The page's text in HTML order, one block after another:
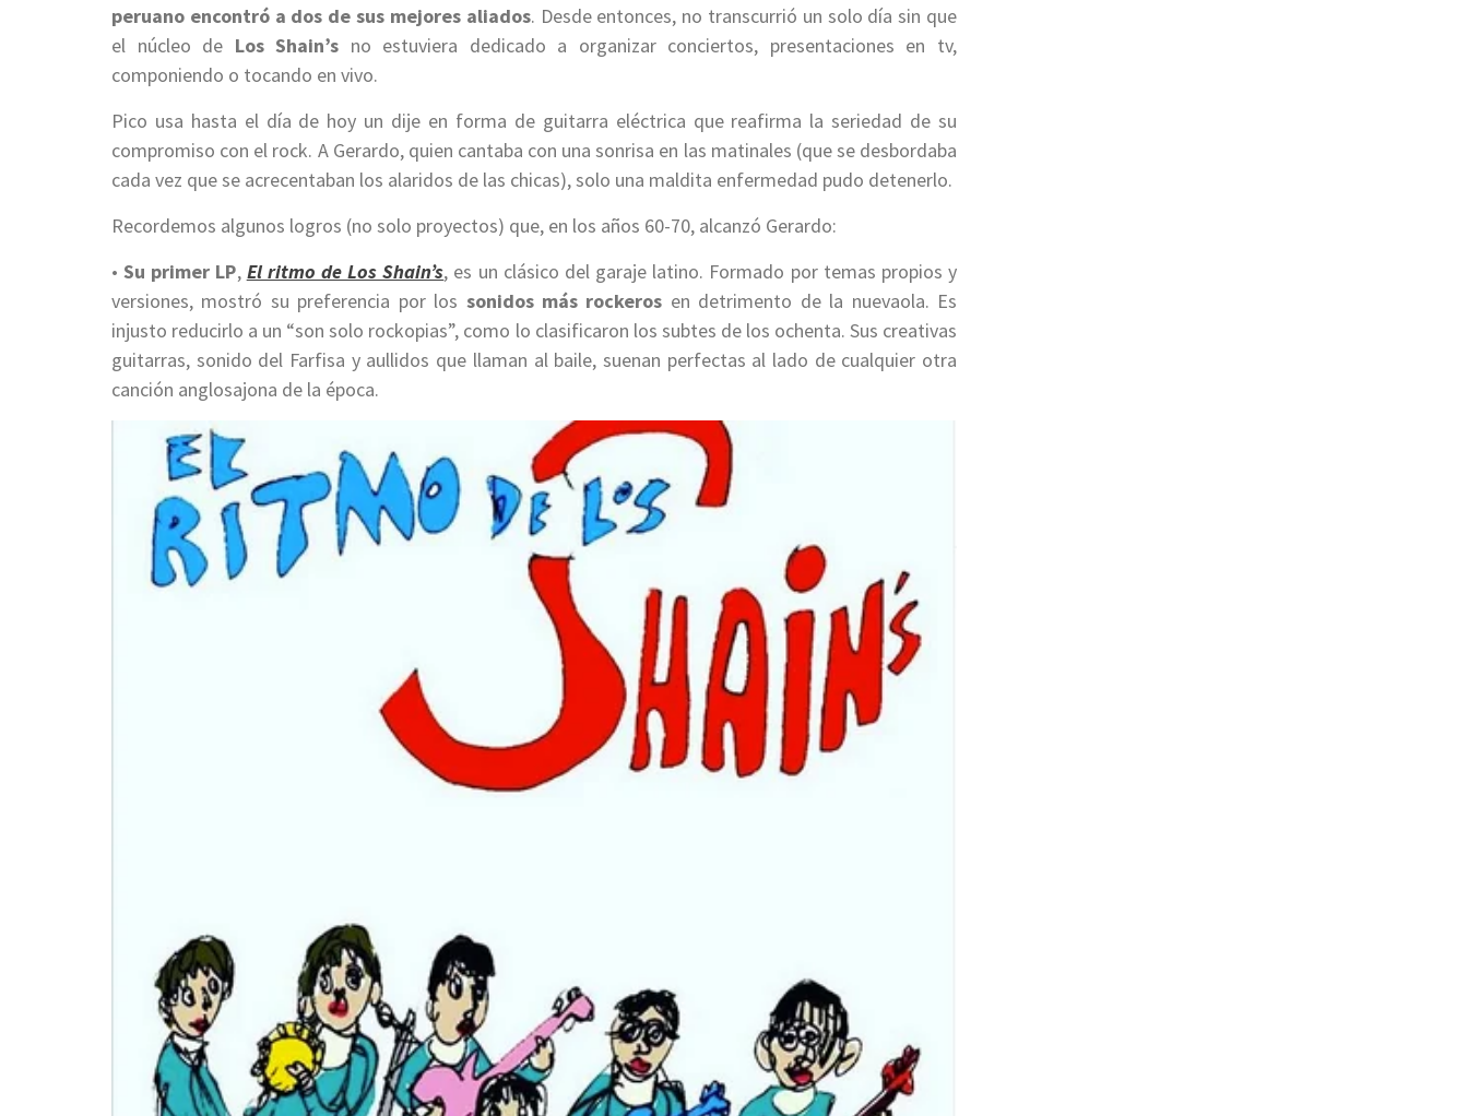
peruano encontró a dos de sus mejores aliados. Desde entonces, no transcurrió un solo día sin que
el núcleo de Los Shain’s no estuviera dedicado a organizar conciertos, presentaciones en tv,
componiendo o tocando en vivo.
Pico usa hasta el día de hoy un dije en forma de guitarra eléctrica que reafirma la seriedad de su
compromiso con el rock. A Gerardo, quien cantaba con una sonrisa en las matinales (que se desbordaba
cada vez que se acrecentaban los alaridos de las chicas), solo una maldita enfermedad pudo detenerlo.
Recordemos algunos logros (no solo proyectos) que, en los años 60-70, alcanzó Gerardo:
•Su primer LP, El ritmo de Los Shain’s, es un clásico del garaje latino. Formado por temas propios y
versiones, mostró su preferencia por los sonidos más rockeros en detrimento de la nuevaola. Es
injusto reducirlo a un “son solo rockopias”, como lo clasificaron los subtes de los ochenta. Sus creativas
guitarras, sonido del Farfisa y aullidos que llaman al baile, suenan perfectas al lado de cualquier otra
canción anglosajona de la época.